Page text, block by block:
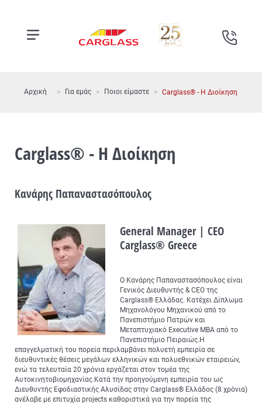
Αρχική Για εμάς Ποιοι είμαστε Carglass® - Η Διοίκηση
Carglass® - Η Διοίκηση
Κανάρης Παπαναστασόπουλος
General Manager | CEO
Carglass® Greece
Ο Κανάρης Παπαναστασόπουλος είναι
Γενικός Διευθυντής & CEO της
Carglass® Ελλάδας. Κατέχει Δίπλωμα
Μηχανολόγου Μηχανικού από το
Πανεπιστήμιο Πατρών και
Μεταπτυχιακό Executive MBA από το
Πανεπιστήμιο Πειραιώς.Η
επαγγελματική του πορεία περιλαμβάνει πολυετή εμπειρία σε
διευθυντικές θέσεις μεγάλων ελληνικών και πολυεθνικών εταιρειών,
ενώ τα τελευταία 20 χρόνια εργάζεται στον τομέα της
Αυτοκινητοβιομηχανίας.Κατά την προηγούμενη εμπειρία του ως
Διευθυντής Εφοδιαστικής Αλυσίδας στην Carglass® Ελλάδος (8 χρόνια)
ανέλαβε με επιτυχία projects καθοριστικά για την πορεία της